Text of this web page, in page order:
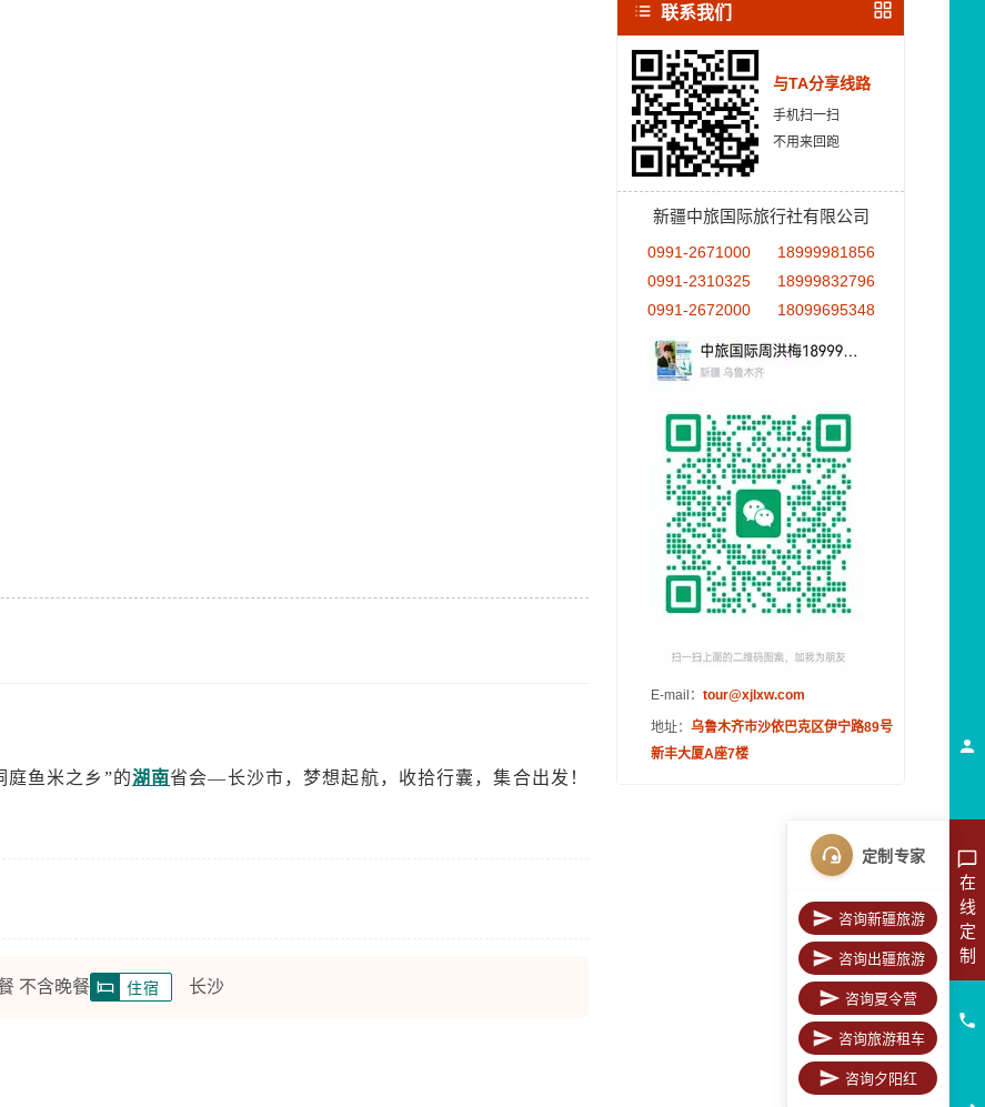
庭鱼米之乡”的湖南省会—长沙市，梦想起航，收拾行囊，集合出发！
不含晚餐 住宿 长沙
联系我们
与TA分享线路
手机扫一扫
不用来回跑
新疆中旅国际旅行社有限公司
0991-2671000
18999981856
0991-2310325
18999832796
0991-2672000
18099695348
E-mail： tour@xjlxw.com
地址： 乌鲁木齐市沙依巴克区伊宁路89号
新丰大厦A座7楼
在
线
定
制
定制专家
咨询新疆旅游
咨询出疆旅游
咨询夏令营
咨询旅游租车
咨询夕阳红